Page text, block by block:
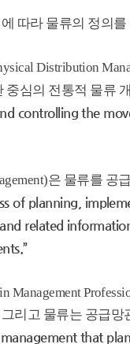
따라 물류의 정의
Distribution
중심의 전통적 물류
controlling the
은 물류를
of planning,
related
Management
리고 물류는 공급
that